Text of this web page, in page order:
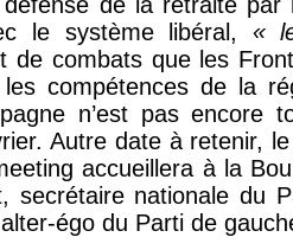
le système libéral, «
de combats que les
les compétences de la
n’est pas
Autre date à retenir,
accueillera à la
secrétaire nationale du
égo du Parti de